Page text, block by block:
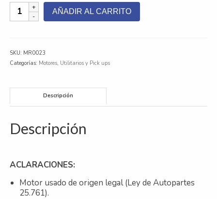
Motor
Toyota
cantidad
AÑADIR AL CARRITO
SKU: MR0023
Categorías: Motores, Utilitarios y Pick ups
Descripción
Descripción
ACLARACIONES:
Motor usado de origen legal (Ley de Autopartes
25.761).